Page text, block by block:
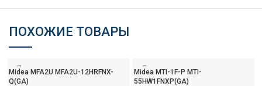
ПОХОЖИЕ ТОВАРЫ
Midea MFA2U MFA2U-12HRFNX-
Q(GA)
Midea MTI-1F-P MTI-
55HW1FNXP(GA)